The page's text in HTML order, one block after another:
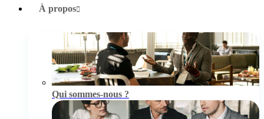
À propos
Qui sommes-nous ?